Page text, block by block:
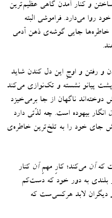
و کنار آمدن گاهی عظیم‌ترین
روا می‌دارد.فراموشی البته
خاطره‌ها جایی گوشه‌ی ذهن آدمی
.
و رفتن و اوجِ این‌ دل‌ کندن شاید
پیانو نشسته و تک‌نوازی می‌کند
ناگهان از جا برمی‌خیزد
انگار بیهوده است. چه لذّتی دارد
جای خود را به تلخ‌ترین خاطره‌ی
کهآن می‌کند؛ کارِ مهمِآن کنار
بلندی به دور خود که دست‌کم
دیگران لابد هرکسی‌ست که